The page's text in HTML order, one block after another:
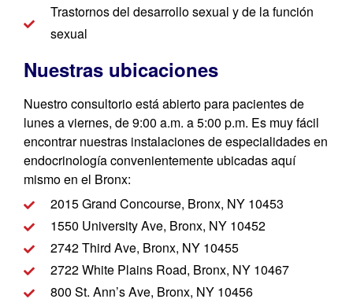
Trastornos del desarrollo sexual y de la función
sexual
Nuestras ubicaciones
Nuestro consultorio está abierto para pacientes de
lunes a viernes, de 9:00 a.m. a 5:00 p.m. Es muy fácil
encontrar nuestras instalaciones de especialidades en
endocrinología convenientemente ubicadas aquí
mismo en el Bronx:
2015 Grand Concourse, Bronx, NY 10453
1550 University Ave, Bronx, NY 10452
2742 Third Ave, Bronx, NY 10455
2722 White Plains Road, Bronx, NY 10467
800 St. Ann’s Ave, Bronx, NY 10456